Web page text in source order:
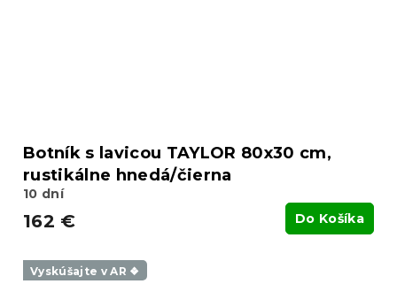
Botník s lavicou TAYLOR 80x30 cm,
rustikálne hnedá/čierna
10 dní
162 € Do Košíka
Vyskúšajte v AR ❖